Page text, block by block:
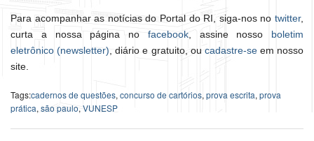
Para acompanhar as notícias do Portal do RI, siga-nos no twitter,
curta a nossa página no facebook, assine nosso boletim
eletrônico (newsletter) , diário e gratuito, ou cadastre-seem nosso
site.
Tags:cadernos de questões, concurso de cartórios, prova escrita, prova
prática, são paulo, VUNESP